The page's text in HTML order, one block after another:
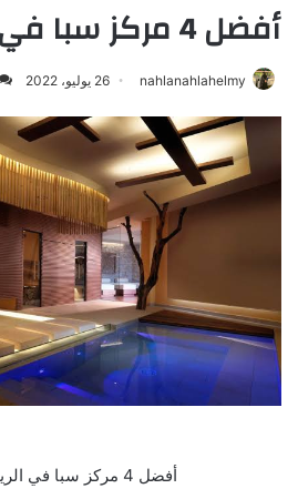
أفضل 4 مركز سبا في الرياض للرجال
nahlanahlahelmy 26 يوليو، 2022
أفضل 4 مركز سبا في الرياض للرجال